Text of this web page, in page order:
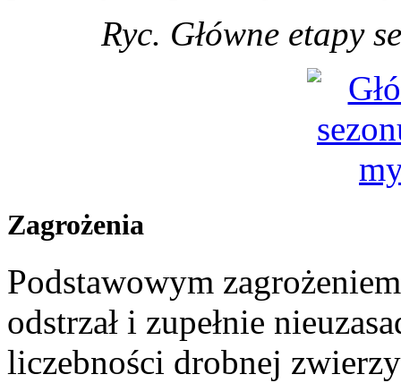
Ryc. Główne etapy
Zagrożenia
Podstawowym
odstrzał i zupełnie
liczebności drobnej